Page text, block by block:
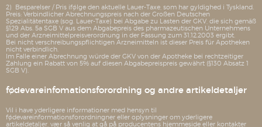
2) Besparelser / Pris ifølge den aktuelle Lauer-Taxe, som har gyldighed i Tyskland.
Preis: Verbindlicher Abrechnungspreis nach der Großen Deutschen
Spezialitätentaxe (sog. Lauer-Taxe) bei Abgabe zu Lasten der GKV, die sich gemäß
§129 Abs. 5a SGB V aus dem Abgabepreis des pharmazeutischen Unternehmens
und der Arzneimittelpreisverordnung in der Fassung zum 31.12.2003 ergibt.
Bei nicht verschreibungspflichtigen Arzneimitteln ist dieser Preis für Apotheken
nicht verbindlich.
Im Falle einer Abrechnung würde der GKV von der Apotheke bei rechtzeitiger
Zahlung ein Rabatt von 5% auf diesen Abgabepreispreis gewährt (§130 Absatz 1
SGB V).
fødevareinfomationsforordning og andre artikeldetaljer
Vil i have yderligere informationer med hensyn til
fødevareinformationsforordningner eller oplysninger om yderligere
artikeldetaljer, vær så venlig at gå på producentens hjemmeside eller kontakter